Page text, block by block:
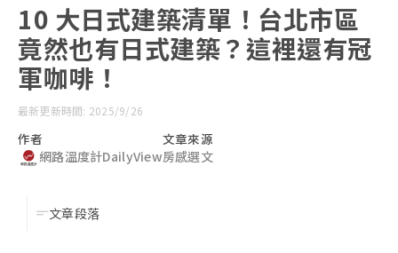
10 大日式建築清單！台北市區
竟然也有日式建築？這裡還有冠
軍咖啡！
最新更新時間: 2025/9/26
作者
網路溫度計DailyView
文章來源
房感選文
文章段落